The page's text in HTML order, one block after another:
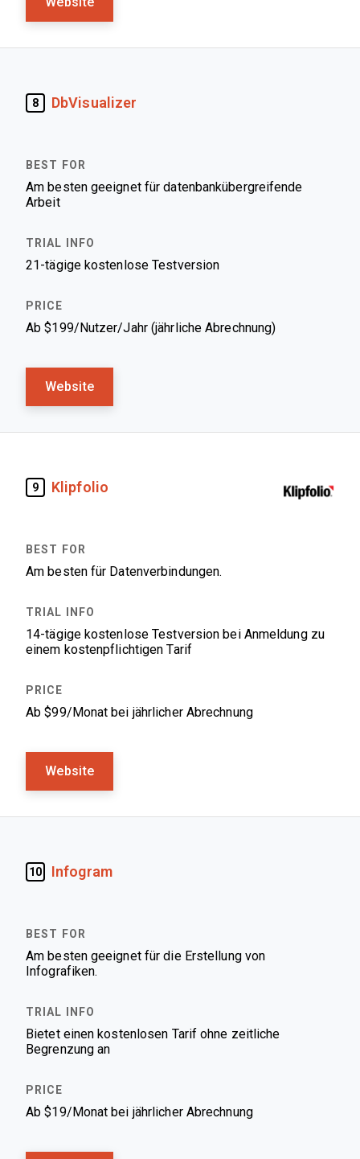
8 DbVisualizer
Am besten geeignet für datenbankübergreifende
Arbeit
21-tägige kostenlose Testversion
Ab $199/Nutzer/Jahr (jährliche Abrechnung)
Website
9 Klipfolio
Am besten für Datenverbindungen.
14-tägige kostenlose Testversion bei Anmeldung zu
einem kostenpflichtigen Tarif
Ab $99/Monat bei jährlicher Abrechnung
Website
10 Infogram
Am besten geeignet für die Erstellung von
Infografiken.
Bietet einen kostenlosen Tarif ohne zeitliche
Begrenzung an
Ab $19/Monat bei jährlicher Abrechnung